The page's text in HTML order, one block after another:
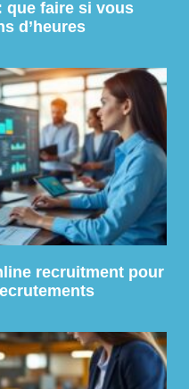
que faire si vous
d’heures
recruitment pour